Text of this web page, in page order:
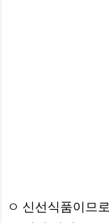
ㅇ 신선식품이므